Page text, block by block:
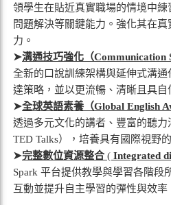
領學生在貼近真實職場的情境中練
問題解決等關鍵能力。強化其在
力。
➤溝通技巧強化（Communication
全新的口說訓練架構與延伸式溝
達策略，並以更流暢、清晰且具自
➤全球英語素養（Global English
透過多元文化的講者、豐富的聽
TED Talks），培養具有國際視野
➤完整數位資源整合 ( Integrated
Spark 平台提供教學與學習各階段
互動並提升自主學習的彈性與效率